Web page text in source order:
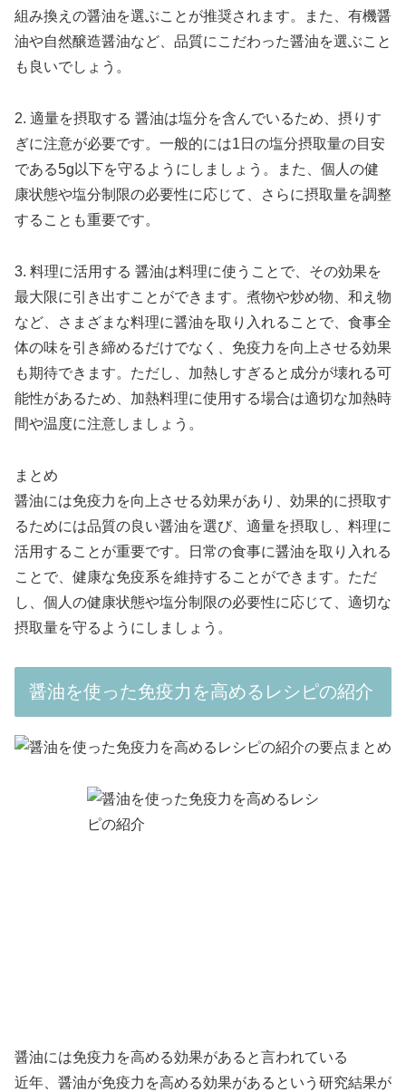
組み換えの醤油を選ぶことが推奨されます。また、有機醤
油や自然醸造醤油など、品質にこだわった醤油を選ぶこと
も良いでしょう。
2. 適量を摂取する 醤油は塩分を含んでいるため、摂りす
ぎに注意が必要です。一般的には1日の塩分摂取量の目安
である5g以下を守るようにしましょう。また、個人の健
康状態や塩分制限の必要性に応じて、さらに摂取量を調整
することも重要です。
3. 料理に活用する 醤油は料理に使うことで、その効果を
最大限に引き出すことができます。煮物や炒め物、和え物
など、さまざまな料理に醤油を取り入れることで、食事全
体の味を引き締めるだけでなく、免疫力を向上させる効果
も期待できます。ただし、加熱しすぎると成分が壊れる可
能性があるため、加熱料理に使用する場合は適切な加熱時
間や温度に注意しましょう。
まとめ
醤油には免疫力を向上させる効果があり、効果的に摂取す
るためには品質の良い醤油を選び、適量を摂取し、料理に
活用することが重要です。日常の食事に醤油を取り入れる
ことで、健康な免疫系を維持することができます。ただ
し、個人の健康状態や塩分制限の必要性に応じて、適切な
摂取量を守るようにしましょう。
醤油を使った免疫力を高めるレシピの紹介
醤油には免疫力を高める効果があると言われている
近年、醤油が免疫力を高める効果があるという研究結果が